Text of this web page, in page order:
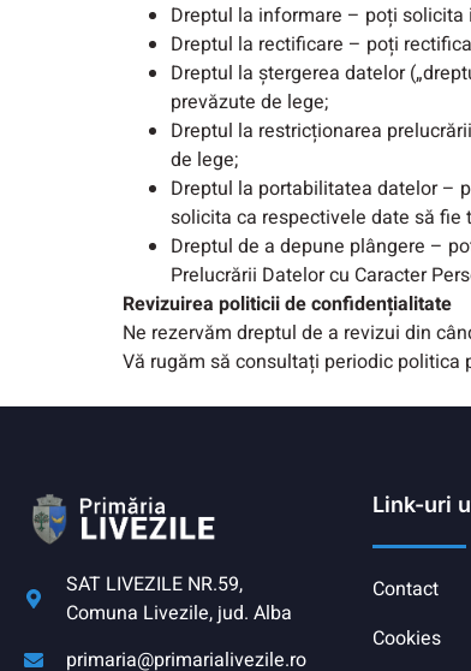
Dreptul la informare – poți
Dreptul la rectificare – poți
Dreptul la ștergerea datelor
prevăzute de lege;
Dreptul la restricționarea
de lege;
Dreptul la portabilitatea datelor –
solicita ca respectivele date să fie
Dreptul de a depune plângere –
Prelucrării Datelor cu Caracter
Revizuirea politicii de confidențialitate
Ne rezervăm dreptul de a revizui din
Vă rugăm să consultați periodic politica
SAT LIVEZILE NR.59,
Comuna Livezile, jud. Alba
primaria@primarialivezile.ro
Link-uri
Contact
Cookies